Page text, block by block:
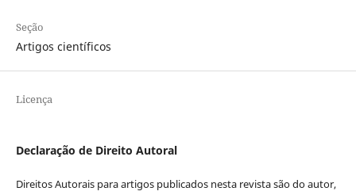
Seção
Artigos científicos
Licença
Declaração de Direito Autoral
Direitos Autorais para artigos publicados nesta revista são do autor,